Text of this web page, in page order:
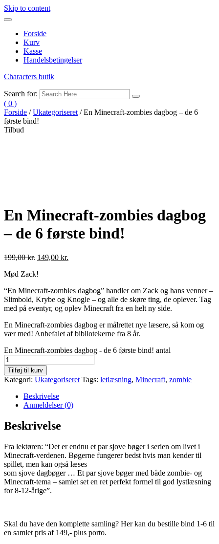
Skip to content
Forside
Kurv
Kasse
Handelsbetingelser
Characters butik
Search for:
( 0 )
Forside /Ukategoriseret / En Minecraft-zombies dagbog – de 6
første bind!
Tilbud
En Minecraft-zombies dagbog
– de 6 første bind!
199,00kr. 149,00 kr.
Mød Zack!
“En Minecraft-zombies dagbog” handler om Zack og hans venner –
Slimbold, Krybe og Knogle – og alle de skøre ting, de oplever. Tag
med på eventyr, og oplev Minecraft fra en helt ny side.
En Minecraft-zombies dagbog er målrettet nye læsere, så kom og
vær med! Anbefalet af bibliotekerne fra 8 år.
En Minecraft-zombies dagbog - de 6 første bind! antal
Tilføj til kurv
Kategori: Ukategoriseret Tags: letlæsning, Minecraft, zombie
Beskrivelse
Anmeldelser (0)
Beskrivelse
Fra lektøren: “Det er endnu et par sjove bøger i serien om livet i
Minecraft-verdenen. Bøgerne fungerer bedst hvis man kender til
spillet, men kan også læses
som sjove dagbøger … Et par sjove bøger med både zombie- og
Minecraft-tema – samlet set en ret perfekt formel til god lystlæsning
for 8-12-årige”.
Skal du have den komplette samling? Her kan du bestille bind 1-6 til
en samlet pris af 149,- plus porto.